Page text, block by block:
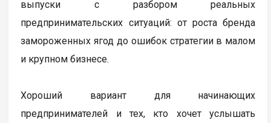
выпуски с разбором реальных
предпринимательских ситуаций: от роста бренда
замороженных ягод до ошибок стратегии в малом
и крупном бизнесе.
Хороший вариант для начинающих
предпринимателей и тех, кто хочет услышать